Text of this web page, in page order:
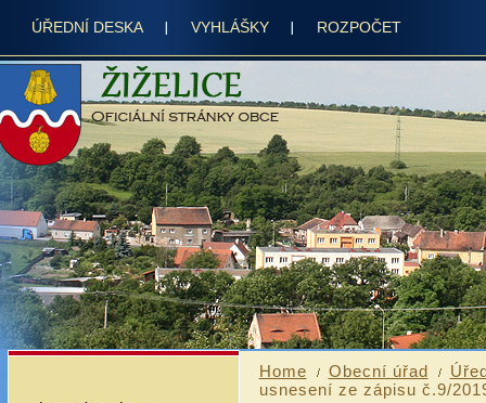
ÚŘEDNÍ DESKA VYHLÁŠKY ROZPOČET
Home Obecní úřad
usnesení ze zápisu č.9/